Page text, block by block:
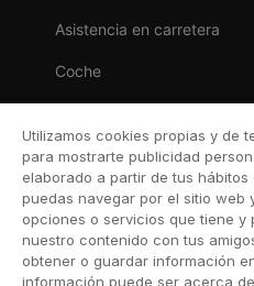
Asistencia en carretera
Coche
Viaje
Hogar
Vida
Decesos
Utilizamos cookies propias y de
para mostrarte publicidad
elaborado a partir de tus
puedas navegar por el sitio web
opciones o servicios que tiene
nuestro contenido con tus
obtener o guardar información
información puede ser acerca